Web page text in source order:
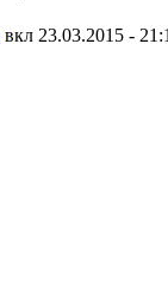
вкл 23.03.2015 -